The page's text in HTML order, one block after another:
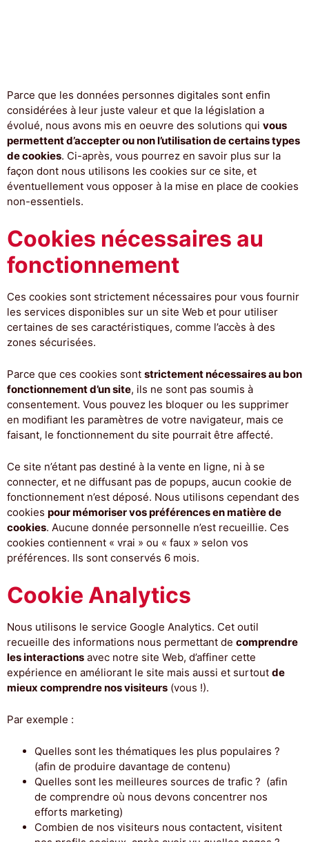
Parce que les données personnes digitales sont enfin
considérées à leur juste valeur et que la législation a
évolué, nous avons mis en oeuvre des solutions qui vous
permettent d’accepter ou non l’utilisation de certains types
de cookies. Ci-après, vous pourrez en savoir plus sur la
façon dont nous utilisons les cookies sur ce site, et
éventuellement vous opposer à la mise en place de cookies
non-essentiels.
Cookies nécessaires au
fonctionnement
Ces cookies sont strictement nécessaires pour vous fournir
les services disponibles sur un site Web et pour utiliser
certaines de ses caractéristiques, comme l’accès à des
zones sécurisées.
Parce que ces cookies sont strictement nécessaires au bon
fonctionnement d’un site, ils ne sont pas soumis à
consentement. Vous pouvez les bloquer ou les supprimer
en modifiant les paramètres de votre navigateur, mais ce
faisant, le fonctionnement du site pourrait être affecté.
Ce site n’étant pas destiné à la vente en ligne, ni à se
connecter, et ne diffusant pas de popups, aucun cookie de
fonctionnement n’est déposé. Nous utilisons cependant des
cookies pour mémoriser vos préférences en matière de
cookies. Aucune donnée personnelle n’est recueillie. Ces
cookies contiennent « vrai » ou « faux » selon vos
préférences. Ils sont conservés 6 mois.
Cookie Analytics
Nous utilisons le service Google Analytics. Cet outil
recueille des informations nous permettant de comprendre
les interactions avec notre site Web, d’affiner cette
expérience en améliorant le site mais aussi et surtout de
mieux comprendre nos visiteurs (vous !).
Par exemple :
Quelles sont les thématiques les plus populaires ?
(afin de produire davantage de contenu)
Quelles sont les meilleures sources de trafic ? (afin
de comprendre où nous devons concentrer nos
efforts marketing)
Combien de nos visiteurs nous contactent, visitent